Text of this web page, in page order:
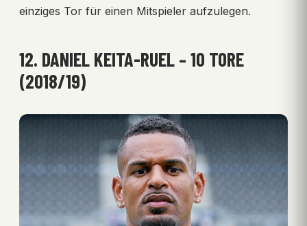
einziges Tor für einen Mitspieler aufzulegen.
12. DANIEL KEITA-RUEL – 10 TORE
(2018/19)